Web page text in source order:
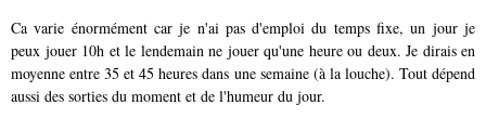
Ca varie énormément car je n'ai pas d'emploi du temps fixe, un jour je
peux jouer 10h et le lendemain ne jouer qu'une heure ou deux. Je dirais en
moyenne entre 35 et 45 heures dans une semaine (à la louche). Tout dépend
aussi des sorties du moment et de l'humeur du jour.